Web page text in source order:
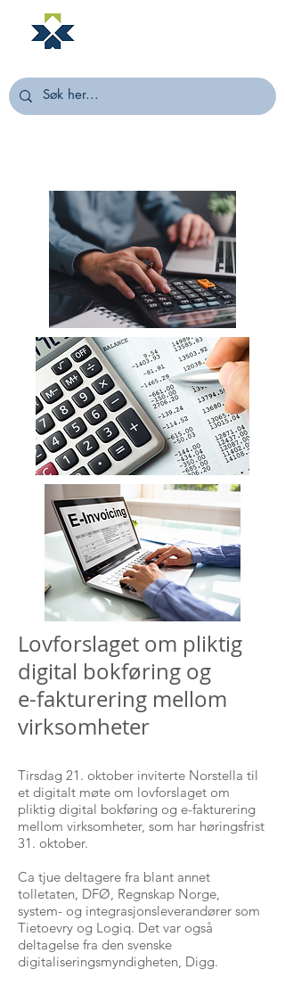
Lovforslaget om pliktig
digital bokføring og
e-fakturering mellom
virksomheter
Tirsdag 21. oktober inviterte Norstella til
et digitalt møte om lovforslaget om
pliktig digital bokføring og e-fakturering
mellom virksomheter, som har høringsfrist
31. oktober.
Ca tjue deltagere fra blant annet
tolletaten, DFØ, Regnskap Norge,
system- og integrasjonsleverandører som
Tietoevry og Logiq. Det var også
deltagelse fra den svenske
digitaliseringsmyndigheten, Digg.